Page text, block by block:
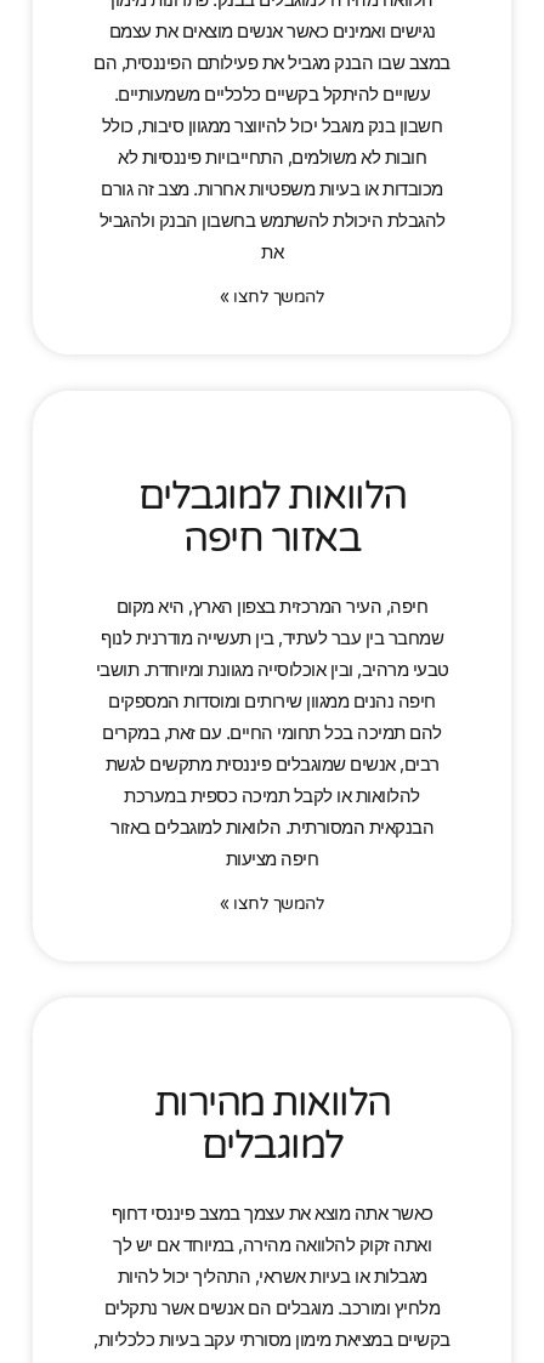
נגישים ואמינים כאשר אנשים מוצאים את עצמם
במצב שבו הבנק מגביל את פעילותם הפיננסית, הם
עשויים להיתקל בקשיים כלכליים משמעותיים.
חשבון בנק מוגבל יכול להיווצר ממגוון סיבות, כולל
חובות לא משולמים, התחייבויות פיננסיות לא
מכובדות או בעיות משפטיות אחרות. מצב זה גורם
להגבלת היכולת להשתמש בחשבון הבנק ולהגביל
את
להמשך לחצו »
הלוואות למוגבלים
באזור חיפה
חיפה, העיר המרכזית בצפון הארץ, היא מקום
שמחבר בין עבר לעתיד, בין תעשייה מודרנית לנוף
טבעי מרהיב, ובין אוכלוסייה מגוונת ומיוחדת. תושבי
חיפה נהנים ממגוון שירותים ומוסדות המספקים
להם תמיכה בכל תחומי החיים. עם זאת, במקרים
רבים, אנשים שמוגבלים פיננסית מתקשים לגשת
להלוואות או לקבל תמיכה כספית במערכת
הבנקאית המסורתית. הלוואות למוגבלים באזור
חיפה מציעות
להמשך לחצו »
הלוואות מהירות
למוגבלים
כאשר אתה מוצא את עצמך במצב פיננסי דחוף
ואתה זקוק להלוואה מהירה, במיוחד אם יש לך
מגבלות או בעיות אשראי, התהליך יכול להיות
מלחיץ ומורכב. מוגבלים הם אנשים אשר נתקלים
בקשיים במציאת מימון מסורתי עקב בעיות כלכליות,